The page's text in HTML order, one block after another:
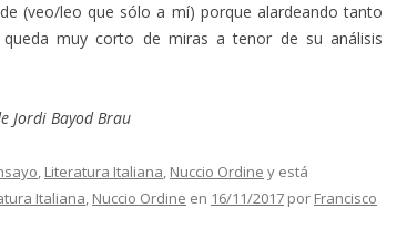
(veo/leo que sólo a mí) porque alardeando tanto
muy corto de miras a tenor de su análisis
Jordi Bayod Brau
, Literatura Italiana, Nuccio Ordine y está
Italiana, Nuccio Ordine en 16/11/2017 por Francisco